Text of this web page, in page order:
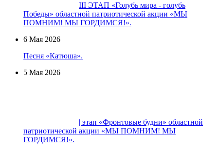
III ЭТАП «Голубь мира - голубь
Победы» областной патриотической акции «МЫ
ПОМНИМ! МЫ ГОРДИМСЯ!».
6 Мая 2026
Песня «Катюша».
5 Мая 2026
| этап «Фронтовые будни» областной
патриотической акции «МЫ ПОМНИМ! МЫ
ГОРДИМСЯ!».